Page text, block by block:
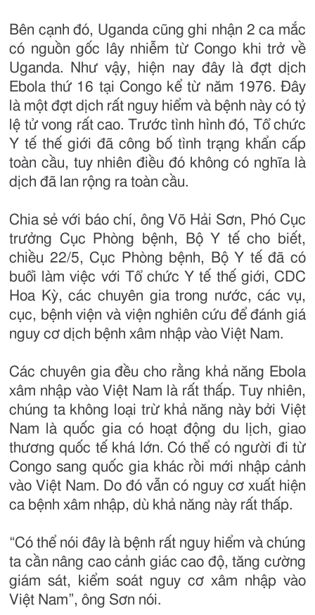
Bên cạnh đó, Uganda cũng ghi nhận 2 ca mắc
có nguồn gốc lây nhiễm từ Congo khi trở về
Uganda. Như vậy, hiện nay đây là đợt dịch
Ebola thứ 16 tại Congo kể từ năm 1976. Đây
là một đợt dịch rất nguy hiểm và bệnh này có tỷ
lệ tử vong rất cao. Trước tình hình đó, Tổ chức
Y tế thế giới đã công bố tình trạng khẩn cấp
toàn cầu, tuy nhiên điều đó không có nghĩa là
dịch đã lan rộng ra toàn cầu.
Chia sẻ với báo chí, ông Võ Hải Sơn, Phó Cục
trưởng Cục Phòng bệnh, Bộ Y tế cho biết,
chiều 22/5, Cục Phòng bệnh, Bộ Y tế đã có
buổi làm việc với Tổ chức Y tế thế giới, CDC
Hoa Kỳ, các chuyên gia trong nước, các vụ,
cục, bệnh viện và viện nghiên cứu để đánh giá
nguy cơ dịch bệnh xâm nhập vào Việt Nam.
Các chuyên gia đều cho rằng khả năng Ebola
xâm nhập vào Việt Nam là rất thấp. Tuy nhiên,
chúng ta không loại trừ khả năng này bởi Việt
Nam là quốc gia có hoạt động du lịch, giao
thương quốc tế khá lớn. Có thể có người đi từ
Congo sang quốc gia khác rồi mới nhập cảnh
vào Việt Nam. Do đó vẫn có nguy cơ xuất hiện
ca bệnh xâm nhập, dù khả năng này rất thấp.
“Có thể nói đây là bệnh rất nguy hiểm và chúng
ta cần nâng cao cảnh giác cao độ, tăng cường
giám sát, kiểm soát nguy cơ xâm nhập vào
Việt Nam”, ông Sơn nói.